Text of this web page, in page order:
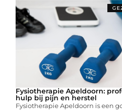
Fysiotherapie Apeldoorn:
hulp bij pijn en herstel
Fysiotherapie Apeldoorn is een